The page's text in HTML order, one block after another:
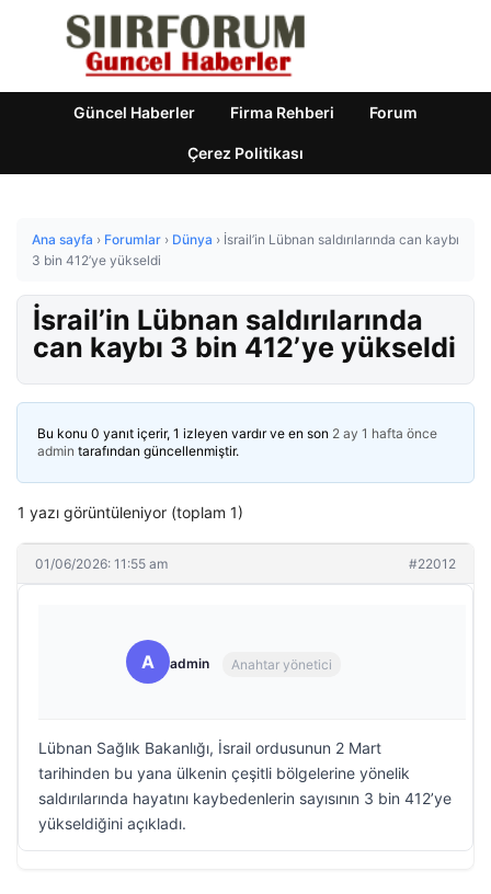
Güncel Haberler Firma Rehberi Forum
Çerez Politikası
Ana sayfa › Forumlar › Dünya › İsrail’in Lübnan saldırılarında can kaybı
3 bin 412’ye yükseldi
İsrail’in Lübnan saldırılarında
can kaybı 3 bin 412’ye yükseldi
Bu konu 0 yanıt içerir, 1 izleyen vardır ve en son 2 ay 1 hafta önce
admin tarafından güncellenmiştir.
1 yazı görüntüleniyor (toplam 1)
01/06/2026: 11:55 am #22012
A admin Anahtar yönetici
Lübnan Sağlık Bakanlığı, İsrail ordusunun 2 Mart
tarihinden bu yana ülkenin çeşitli bölgelerine yönelik
saldırılarında hayatını kaybedenlerin sayısının 3 bin 412’ye
yükseldiğini açıkladı.